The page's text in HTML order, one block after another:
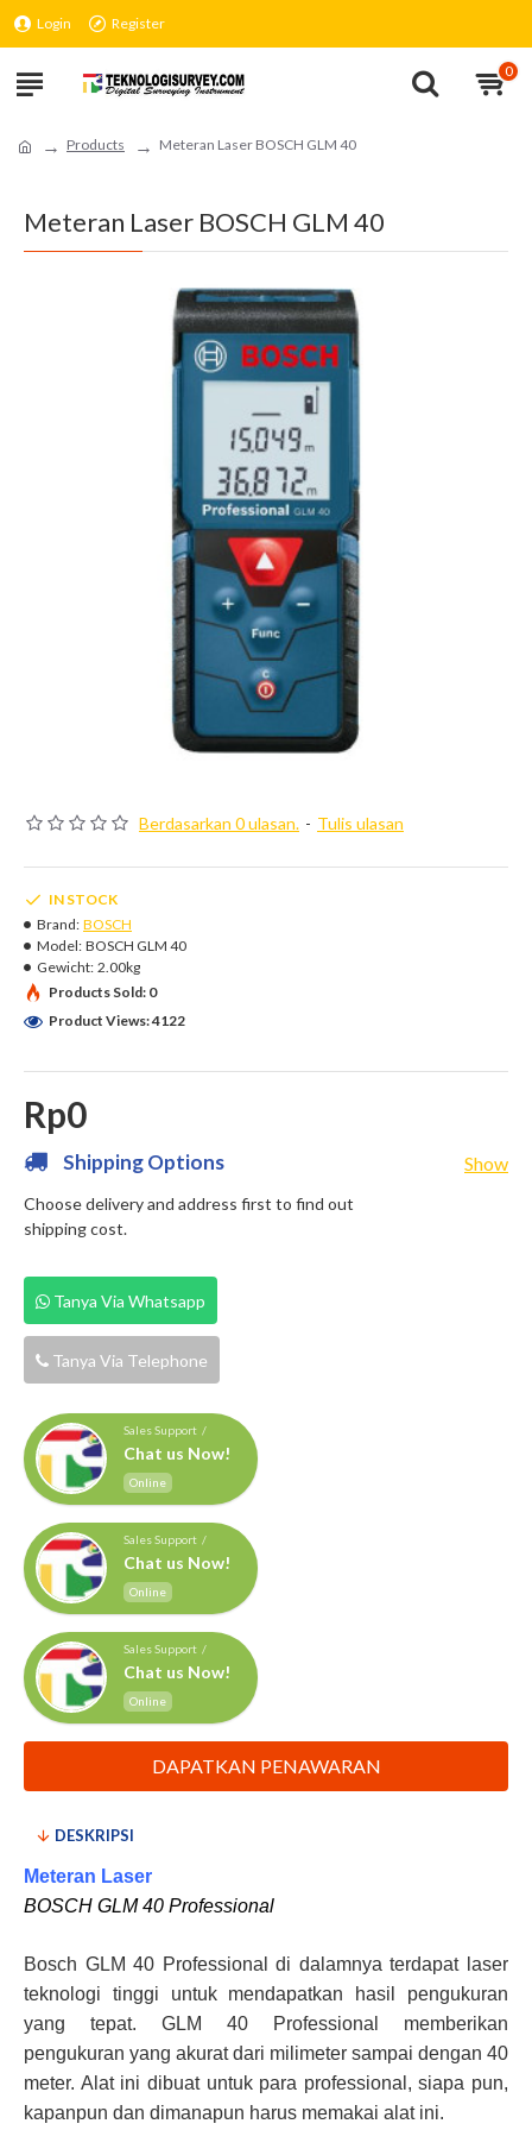
Login Register
0
Products Meteran Laser BOSCH GLM 40
Meteran Laser BOSCH GLM 40
Berdasarkan 0 ulasan. - Tulis ulasan
Rp0
IN STOCK
Brand: BOSCH
Model: BOSCH GLM 40
Gewicht: 2.00kg
Products Sold: 0
Product Views: 4122
Shipping Options
Choose delivery and address first to find out
shipping cost.
Show
Tanya Via Whatsapp
Tanya Via Telephone
Sales Support /
Chat us Now!
Online
Sales Support /
Chat us Now!
Online
Sales Support /
Chat us Now!
Online
DAPATKAN PENAWARAN
DESKRIPSI
Meteran Laser
BOSCH GLM 40 Professional
Bosch GLM 40 Professional di dalamnya terdapat laser
teknologi tinggi untuk mendapatkan hasil pengukuran
yang tepat. GLM 40 Professional memberikan
pengukuran yang akurat dari milimeter sampai dengan 40
meter. Alat ini dibuat untuk para professional, siapa pun,
kapanpun dan dimanapun harus memakai alat ini.